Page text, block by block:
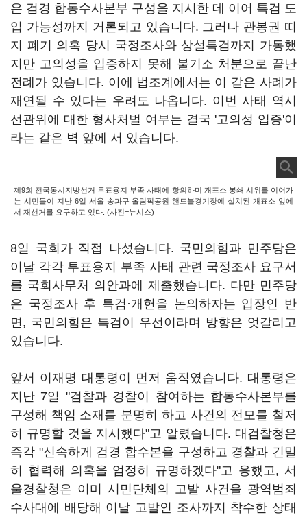
은 검경 합동수사본부 구성을 지시한 데 이어 특검 도
입 가능성까지 거론되고 있습니다. 그러나 관봉권 띠
지 폐기 의혹 당시 국정조사와 상설특검까지 가동했
지만 고의성을 입증하지 못해 불기소 처분으로 끝난
전례가 있습니다. 이에 법조계에서는 이 같은 사례가
재연될 수 있다는 우려도 나옵니다. 이번 사태 역시
선관위에 대한 형사처벌 여부는 결국 '고의성 입증'이
라는 같은 벽 앞에 서 있습니다.
제9회 전국동시지방선거 투표용지 부족 사태에 항의하며 개표소 봉쇄 시위를 이어가
는 시민들이 지난 6일 서울 송파구 올림픽공원 핸드볼경기장에 설치된 개표소 앞에
서 재선거를 요구하고 있다. (사진=뉴시스)
8일 국회가 직접 나섰습니다. 국민의힘과 민주당은
이날 각각 투표용지 부족 사태 관련 국정조사 요구서
를 국회사무처 의안과에 제출했습니다. 다만 민주당
은 국정조사 후 특검·개헌을 논의하자는 입장인 반
면, 국민의힘은 특검이 우선이라며 방향은 엇갈리고
있습니다.
앞서 이재명 대통령이 먼저 움직였습니다. 대통령은
지난 7일 "검찰과 경찰이 참여하는 합동수사본부를
구성해 책임 소재를 분명히 하고 사건의 전모를 철저
히 규명할 것을 지시했다"고 알렸습니다. 대검찰청은
즉각 "신속하게 검경 합수본을 구성하고 경찰과 긴밀
히 협력해 의혹을 엄정히 규명하겠다"고 응했고, 서
울경찰청은 이미 시민단체의 고발 사건을 광역범죄
수사대에 배당해 이날 고발인 조사까지 착수한 상태